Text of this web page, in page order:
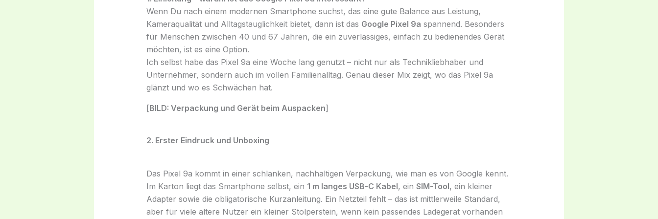
Wenn Du nach einem modernen Smartphone suchst, das eine gute Balance aus Leistung,
Kameraqualität und Alltagstauglichkeit bietet, dann ist das Google Pixel 9a spannend. Besonders
für Menschen zwischen 40 und 67 Jahren, die ein zuverlässiges, einfach zu bedienendes Gerät
möchten, ist es eine Option.
Ich selbst habe das Pixel 9a eine Woche lang genutzt – nicht nur als Technikliebhaber und
Unternehmer, sondern auch im vollen Familienalltag. Genau dieser Mix zeigt, wo das Pixel 9a
glänzt und wo es Schwächen hat.
[BILD: Verpackung und Gerät beim Auspacken]
2. Erster Eindruck und Unboxing
Das Pixel 9a kommt in einer schlanken, nachhaltigen Verpackung, wie man es von Google kennt.
Im Karton liegt das Smartphone selbst, ein 1 m langes USB-C Kabel, ein SIM-Tool, ein kleiner
Adapter sowie die obligatorische Kurzanleitung. Ein Netzteil fehlt – das ist mittlerweile Standard,
aber für viele ältere Nutzer ein kleiner Stolperstein, wenn kein passendes Ladegerät vorhanden